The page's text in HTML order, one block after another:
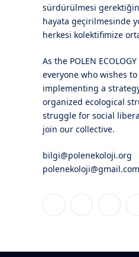
sürdürülmesi
hayata geçirilmesinde
herkesi kolektifimize
As the POLEN
everyone who wishes
implementing a
organized ecological
struggle for social
join our collective.
bilgi@polenekoloji.org
polenekoloji@gmail.com